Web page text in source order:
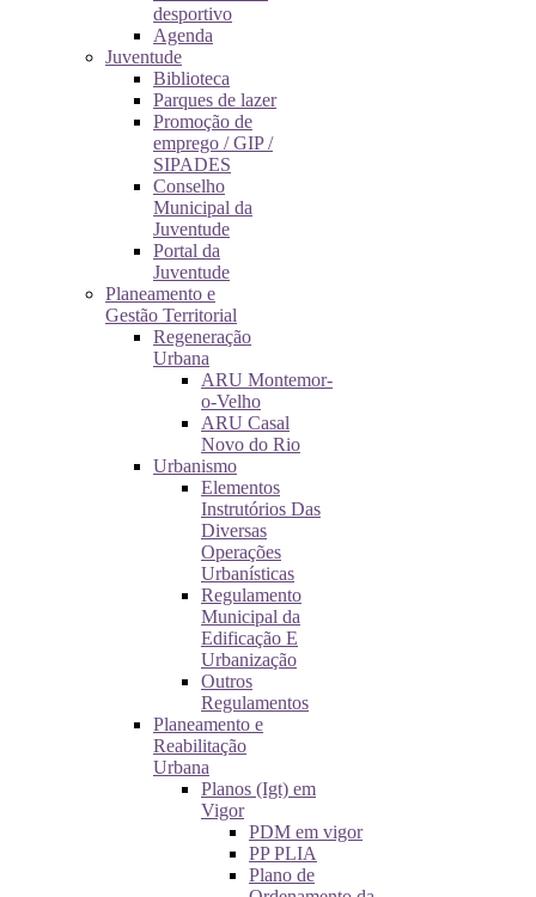
desportivo
Agenda
Juventude
Biblioteca
Parques de lazer
Promoção de
emprego / GIP /
SIPADES
Conselho
Municipal da
Juventude
Portal da
Juventude
Planeamento e
Gestão Territorial
Regeneração
Urbana
ARU Montemor-
o-Velho
ARU Casal
Novo do Rio
Urbanismo
Elementos
Instrutórios Das
Diversas
Operações
Urbanísticas
Regulamento
Municipal da
Edificação E
Urbanização
Outros
Regulamentos
Planeamento e
Reabilitação
Urbana
Planos (Igt) em
Vigor
PDM em vigor
PP PLIA
Plano de